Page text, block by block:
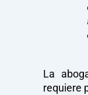
La
requiere